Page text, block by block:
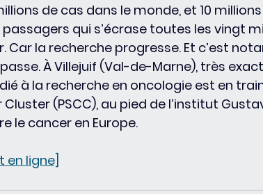
de cas dans le monde, et 10
qui s’écrase toutes les vingt
Car la recherche progresse. Et c’est
À Villejuif (Val-de-Marne), très
à la recherche en oncologie est en
(PSCC), au pied de l’institut
le cancer en Europe.
en ligne]